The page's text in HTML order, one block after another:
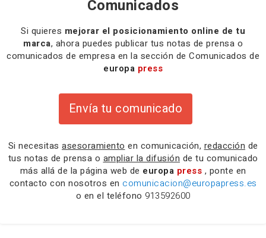
Comunicados
Si quieres mejorar el posicionamiento online de tu
marca, ahora puedes publicar tus notas de prensa o
comunicados de empresa en la sección de Comunicados de
europa press
Envía tu comunicado
Si necesitas asesoramiento en comunicación, redacción de
tus notas de prensa o ampliar la difusión de tu comunicado
más allá de la página web de europa press , ponte en
contacto con nosotros en comunicacion@europapress.es
o en el teléfono 913592600